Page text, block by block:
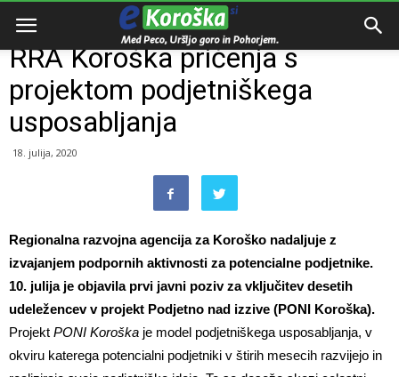
Domov
RRA Koroška pričenja s
projektom podjetniškega
usposabljanja
18. julija, 2020
Regionalna razvojna agencija za Koroško nadaljuje z
izvajanjem podpornih aktivnosti za potencialne podjetnike.
10. julija je objavila prvi javni poziv za vključitev desetih
udeležencev v projekt Podjetno nad izzive (PONI Koroška).
Projekt PONI Koroška je model podjetniškega usposabljanja, v
okviru katerega potencialni podjetniki v štirih mesecih razvijejo in